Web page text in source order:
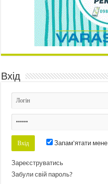
Вхід
Запам'ятати мене
Зареєструватись
Забули свій пароль?